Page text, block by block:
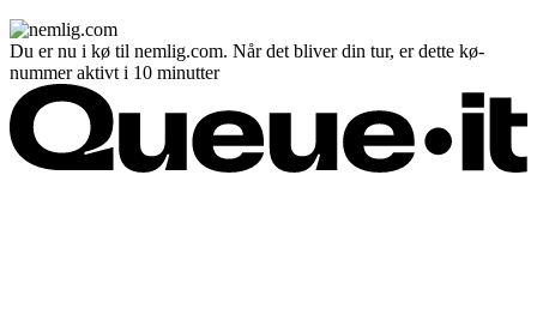
Du er nu i kø til nemlig.com. Når det bliver din tur, er dette kø-
nummer aktivt i 10 minutter